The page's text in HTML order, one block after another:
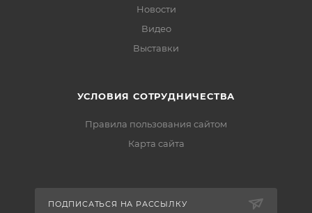
Новости
Видео
Выставки
УСЛОВИЯ СОТРУДНИЧЕСТВА
Правила пользования сайтом
Карта сайта
ПОДПИСАТЬСЯ НА РАССЫЛКУ